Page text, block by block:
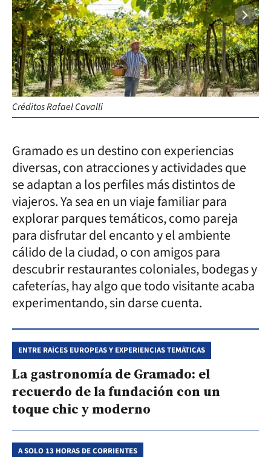
Créditos Rafael Cavalli
Gramado es un destino con experiencias
diversas, con atracciones y actividades que
se adaptan a los perfiles más distintos de
viajeros. Ya sea en un viaje familiar para
explorar parques temáticos, como pareja
para disfrutar del encanto y el ambiente
cálido de la ciudad, o con amigos para
descubrir restaurantes coloniales, bodegas y
cafeterías, hay algo que todo visitante acaba
experimentando, sin darse cuenta.
ENTRE RAÍCES EUROPEAS Y EXPERIENCIAS TEMÁTICAS
La gastronomía de Gramado: el
recuerdo de la fundación con un
toque chic y moderno
A SOLO 13 HORAS DE CORRIENTES